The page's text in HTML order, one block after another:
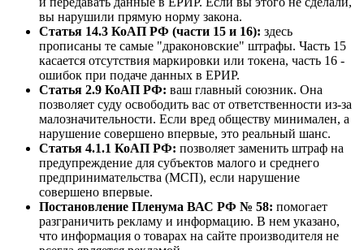
вы нарушили прямую норму закона.
Статья 14.3 КоАП РФ (части 15 и 16): здесь
прописаны те самые "драконовские" штрафы. Часть 15
касается отсутствия маркировки или токена, часть 16 -
ошибок при подаче данных в ЕРИР.
Статья 2.9 КоАП РФ: ваш главный союзник. Она
позволяет суду освободить вас от ответственности из-за
малозначительности. Если вред обществу минимален, а
нарушение совершено впервые, это реальный шанс.
Статья 4.1.1 КоАП РФ: позволяет заменить штраф на
предупреждение для субъектов малого и среднего
предпринимательства (МСП), если нарушение
совершено впервые.
Постановление Пленума ВАС РФ № 58: помогает
разграничить рекламу и информацию. В нем указано,
что информация о товарах на сайте производителя не